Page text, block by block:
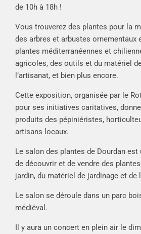
de 10h à 18h !
Vous trouverez des plantes pour la
des arbres et arbustes ornementaux
plantes méditerranéennes et
agricoles, des outils et du matériel
l’artisanat, et bien plus encore.
Cette exposition, organisée par le
pour ses initiatives caritatives,
produits des pépiniéristes,
artisans locaux.
Le salon des plantes de Dourdan
de découvrir et de vendre des
jardin, du matériel de jardinage et de
Le salon se déroule dans un parc
médiéval.
Il y aura un concert en plein air le